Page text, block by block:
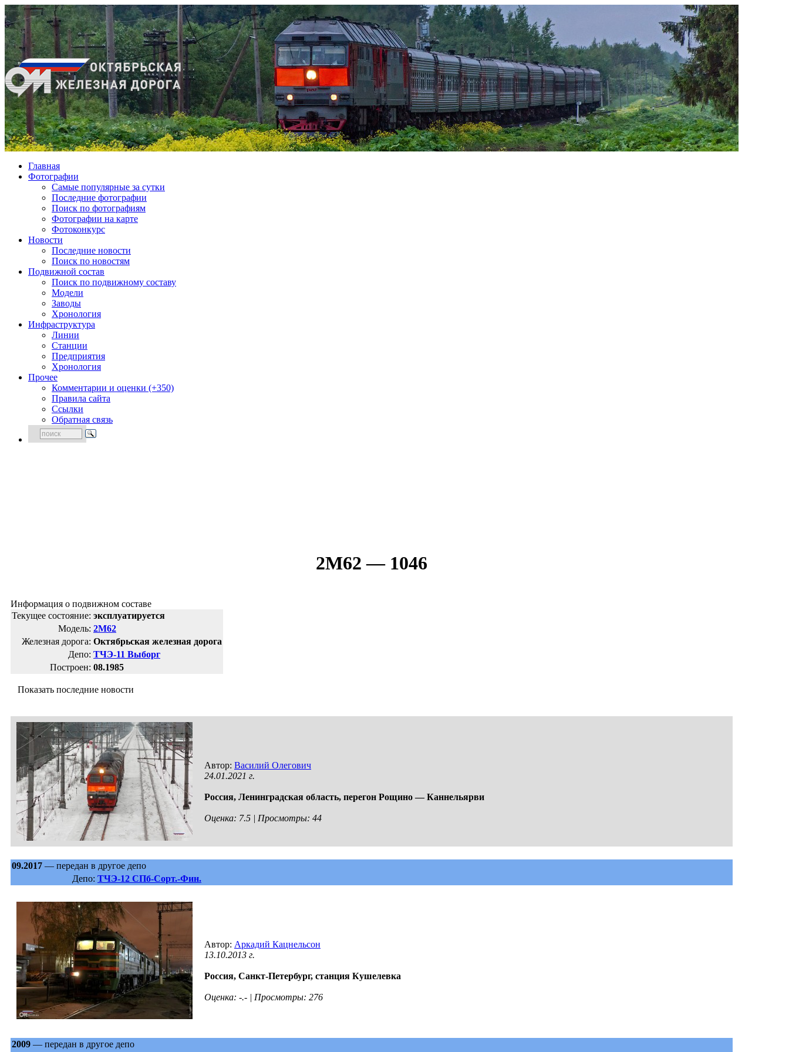
Главная
Фотографии
Cамые популярные за сутки
Последние фотографии
Поиск по фотографиям
Фотографии на карте
Фотоконкурс
Новости
Последние новости
Поиск по новостям
Подвижной состав
Поиск по подвижному составу
Модели
Заводы
Хронология
Инфраструктура
Линии
Станции
Предприятия
Хронология
Прочее
Комментарии и оценки (+350)
Правила сайта
Ссылки
Обратная связь
2М62 — 1046
Информация о подвижном составе
Текущее состояние: эксплуатируется
Модель: 2М62
Железная дорога: Октябрьская железная дорога
Депо: ТЧЭ-11 Выборг
Построен: 08.1985
Показать последние новости
Автор: Василий Олегович
24.01.2021 г.
Россия, Ленинградская область, перегон Рощино — Каннельярви
Оценка: 7.5 | Просмотры: 44
09.2017 — передан в другое депо
Депо: ТЧЭ-12 СПб-Сорт.-Фин.
Автор: Аркадий Кацнельсон
13.10.2013 г.
Россия, Санкт-Петербург, станция Кушелевка
Оценка: -.- | Просмотры: 276
2009 — передан в другое депо